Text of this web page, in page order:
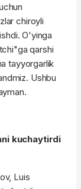
chiroyli
O'yinga
qarshi
tayyorgarlik
Ushbu
kuchaytirdi
Luis